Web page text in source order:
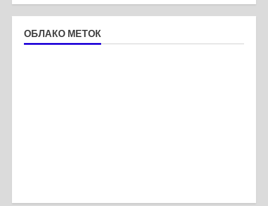
ОБЛАКО МЕТОК